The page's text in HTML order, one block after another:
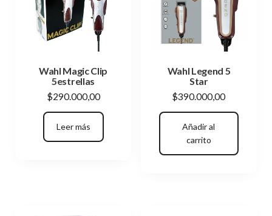
Wahl Magic Clip
5estrellas
$290.000,00
Leer más
Wahl Legend 5
Star
$390.000,00
Añadir al
carrito